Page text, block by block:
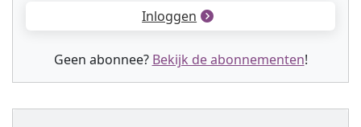
Inloggen
Geen abonnee? Bekijk de abonnementen!